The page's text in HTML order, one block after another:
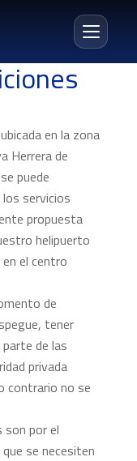
en la zona
Herrera de
puede
servicios
propuesta
helipuerto
el centro
de
tener
de las
privada
contrario no se
por el
se necesiten